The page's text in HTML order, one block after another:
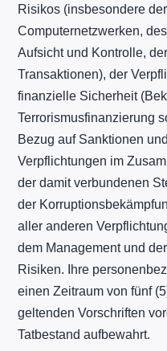
Risikos (insbesondere
Computernetzwerken,
Aufsicht und Kontrolle,
Transaktionen), der
finanzielle Sicherheit
Terrorismusfinanzierung
Bezug auf Sanktionen
Verpflichtungen im
der damit verbundenen
der
aller anderen
dem Management und
Risiken. Ihre
einen Zeitraum von fünf
geltenden Vorschriften
Tatbestand aufbewahrt.